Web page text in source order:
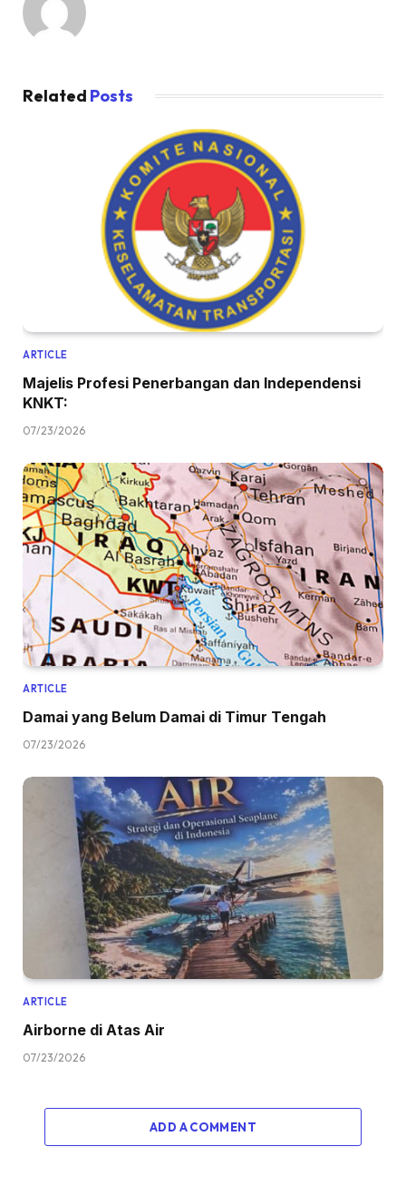
Related Posts
ARTICLE
Majelis Profesi Penerbangan dan Independensi
KNKT:
07/23/2026
ARTICLE
Damai yang Belum Damai di Timur Tengah
07/23/2026
ARTICLE
Airborne di Atas Air
07/23/2026
ADD A COMMENT